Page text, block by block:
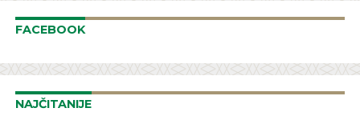
FACEBOOK
NAJČITANIJE